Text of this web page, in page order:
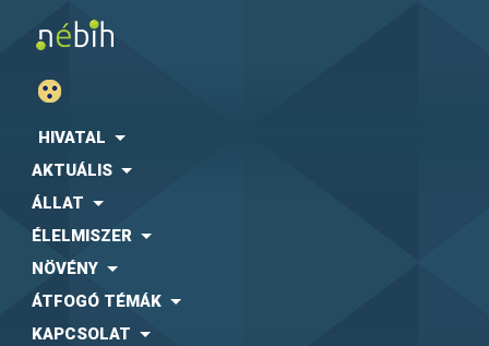
HIVATAL
AKTUÁLIS
ÁLLAT
ÉLELMISZER
NÖVÉNY
ÁTFOGÓ TÉMÁK
KAPCSOLAT